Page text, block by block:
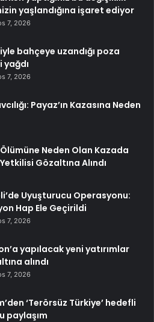
yaşlandığına işaret ediyor
7, 2026
bahçeye uzandığı poza
yağdı
7, 2026
Payaz’ın Kazasına Neden
Neden Olan Kazada
Gözaltına Alındı
Uyuşturucu Operasyonu:
Hap Ele Geçirildi
7, 2026
yapılacak yeni yatırımlar
alındı
7, 2026
‘Terörsüz Türkiye’ hedefli
paylaşım